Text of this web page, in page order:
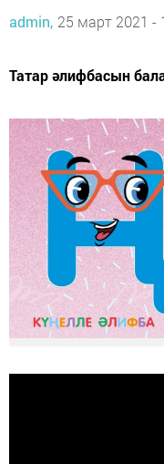
admin, 25 март 2021 -
Татар әлифбасын